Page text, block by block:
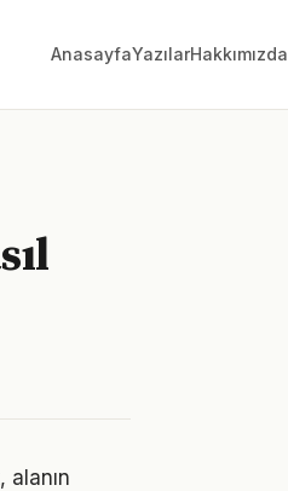
AnasayfaYazılarHakkımızda